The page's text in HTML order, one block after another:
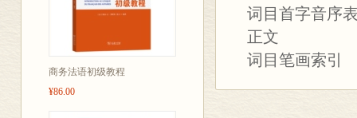
商务法语初级教程
¥86.00
词目首字音序
正文
词目笔画索引